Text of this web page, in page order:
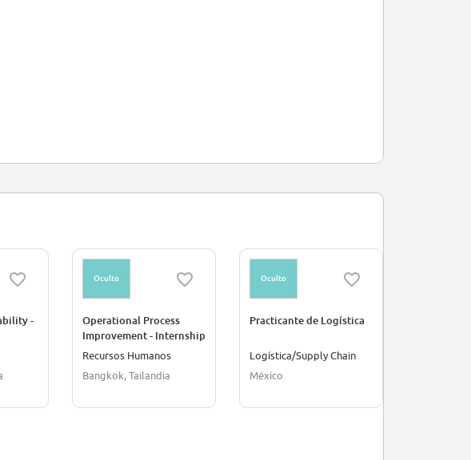
-
Oculto
Operational Process
Improvement - Internship
Recursos Humanos
Bangkok, Tailandia
Oculto
Practicante de Logística
Logística/Supply Chain
México